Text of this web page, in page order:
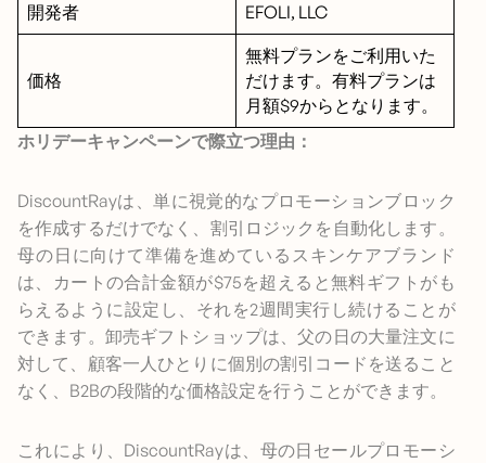
開発者
EFOLI, LLC
価格
無料プランをご利用いた
だけます。有料プランは
月額$9からとなります。
ホリデーキャンペーンで際立つ理由：
DiscountRayは、単に視覚的なプロモーションブロック
を作成するだけでなく、割引ロジックを自動化します。
母の日に向けて準備を進めているスキンケアブランド
は、カートの合計金額が$75を超えると無料ギフトがも
らえるように設定し、それを2週間実行し続けることが
できます。卸売ギフトショップは、父の日の大量注文に
対して、顧客一人ひとりに個別の割引コードを送ること
なく、B2Bの段階的な価格設定を行うことができます。
これにより、DiscountRayは、母の日セールプロモーシ